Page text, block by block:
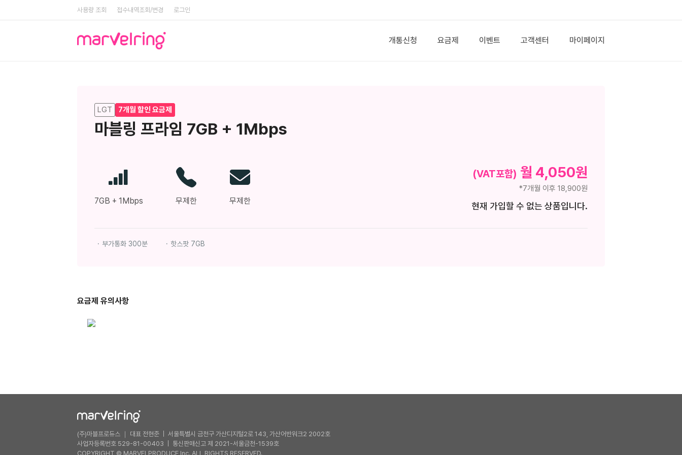
사용량 조회 접수내역조회/변경 로그인
개통신청 요금제 이벤트 고객센터 마이페이지
LGT 7개월 할인 요금제
마블링 프라임 7GB + 1Mbps
7GB + 1Mbps 무제한 무제한
(VAT포함) 월 4,050원
*7개월 이후 18,900원
현재 가입할 수 없는 상품입니다.
부가통화 300분 핫스팟 7GB
요금제 유의사항
(주)마블프로듀스 ｜ 대표 전현준
서울특별시 금천구 가산디지털2로 143, 가산어반워크2 2002호
사업자등록번호 529-81-00403
통신판매신고 제 2021-서울금천-1539호
COPYRIGHT © MARVELPRODUCE Inc. ALL RIGHTS RESERVED.